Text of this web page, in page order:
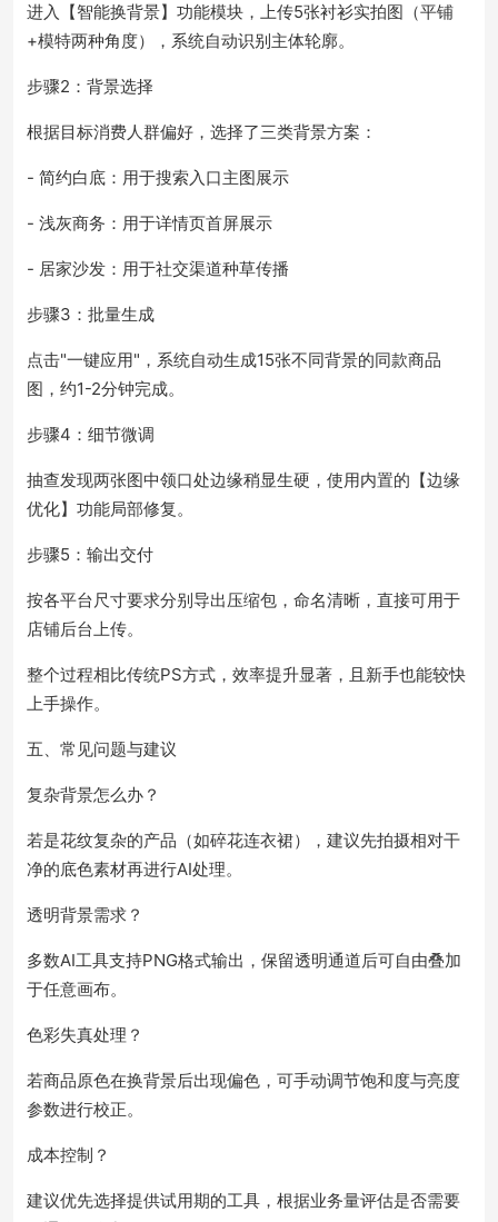
进入【智能换背景】功能模块，上传5张衬衫实拍图（平铺
+模特两种角度），系统自动识别主体轮廓。
步骤2：背景选择
根据目标消费人群偏好，选择了三类背景方案：
- 简约白底：用于搜索入口主图展示
- 浅灰商务：用于详情页首屏展示
- 居家沙发：用于社交渠道种草传播
步骤3：批量生成
点击"一键应用"，系统自动生成15张不同背景的同款商品
图，约1-2分钟完成。
步骤4：细节微调
抽查发现两张图中领口处边缘稍显生硬，使用内置的【边缘
优化】功能局部修复。
步骤5：输出交付
按各平台尺寸要求分别导出压缩包，命名清晰，直接可用于
店铺后台上传。
整个过程相比传统PS方式，效率提升显著，且新手也能较快
上手操作。
五、常见问题与建议
复杂背景怎么办？
若是花纹复杂的产品（如碎花连衣裙），建议先拍摄相对干
净的底色素材再进行AI处理。
透明背景需求？
多数AI工具支持PNG格式输出，保留透明通道后可自由叠加
于任意画布。
色彩失真处理？
若商品原色在换背景后出现偏色，可手动调节饱和度与亮度
参数进行校正。
成本控制？
建议优先选择提供试用期的工具，根据业务量评估是否需要